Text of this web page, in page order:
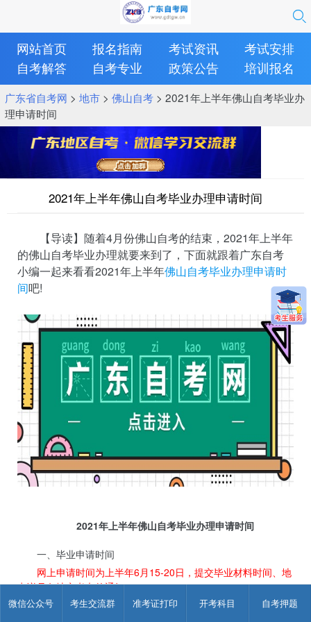
微信公众号 考生交流群 准考证打印 开考科目 自考押题
网站首页 报名指南 考试资讯
考试安排
自考解答
自考专业 政策公告 培训报名
广东省自考网 > 地市> 佛山自考> 2021年上半年佛山自考毕业办
理申请时间
2021年上半年佛山自考毕业办理申请时间
【导读】随着4月份佛山自考的结束，2021年上半年
的佛山自考毕业办理就要来到了，下面就跟着广东自考
小编一起来看看2021年上半年佛山自考毕业办理申请时
间吧!
2021年上半年佛山自考毕业办理申请时间
一、毕业申请时间
网上申请时间为上半年6月15-20日，提交毕业材料时间、地
点详见各地市考办的通知。
二、毕业办理前期工作